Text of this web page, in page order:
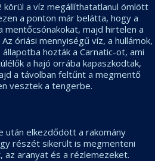
a víz megállíthatatlanul ömlött
a ponton már belátta, hogy a
mentőcsónakokat, majd hirtelen a
óriási mennyiségű víz, a hullámok,
hozták a Carnatic-ot, ami
a hajó orrába kapaszkodtak,
a távolban feltűnt a megmentő
vesztek a tengerbe.
után elkezdődött a rakomány
részét sikerült is megmenteni
az aranyat és a rézlemezeket.